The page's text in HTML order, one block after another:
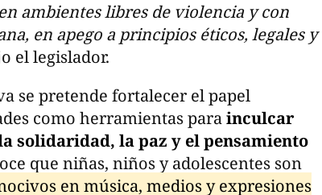
ambientes libres de violencia y con
en apego a principios éticos, legales y
el legislador.
se pretende fortalecer el papel
como herramientas parainculcar
solidaridad, la paz y el pensamiento
que niñas, niños y adolescentes son
en música, medios y expresiones